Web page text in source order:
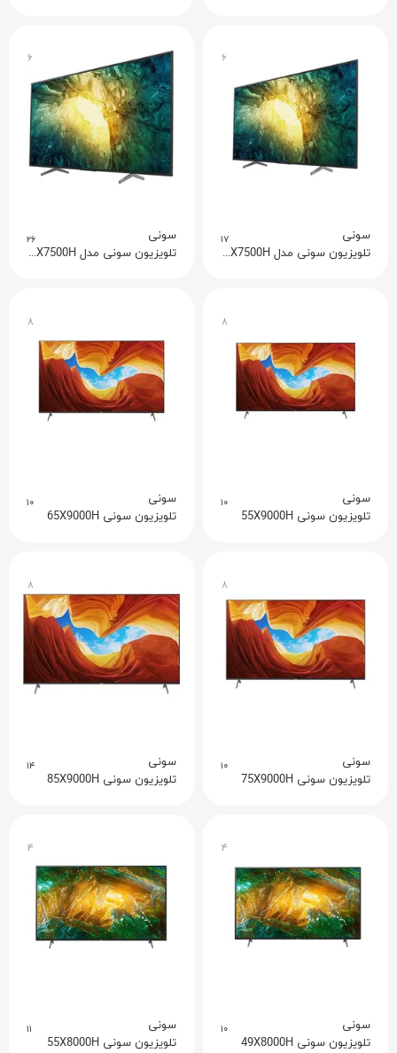
۶
سونی ۱۷
تلویزیون سونی مدل 49X7500H
۶
سونی ۲۶
تلویزیون سونی مدل 65X7500H
۸
سونی ۱۰
تلویزیون سونی 55X9000H
۸
سونی ۱۰
تلویزیون سونی 65X9000H
۸
سونی ۱۰
تلویزیون سونی 75X9000H
۸
سونی ۱۴
تلویزیون سونی 85X9000H
۴
سونی ۱۰
تلویزیون سونی 49X8000H
۴
سونی ۱۱
تلویزیون سونی 55X8000H